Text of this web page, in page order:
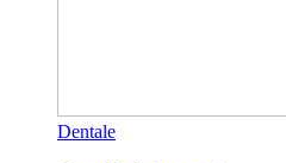
Dentale